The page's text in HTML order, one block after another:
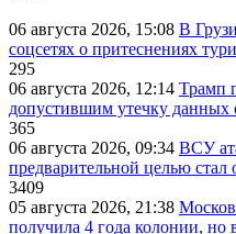
06 августа 2026, 15:08 В
соцсетях о притеснениях
295
06 августа 2026, 12:14 Трамп
допустившим утечку
365
06 августа 2026, 09:34 ВСУ
предварительной целью
3409
05 августа 2026, 21:38
получила 4 года колонии, но